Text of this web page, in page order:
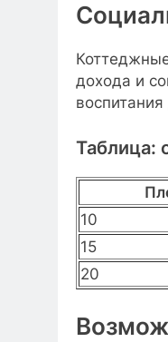
дохода и
Таблица:
10
15
20